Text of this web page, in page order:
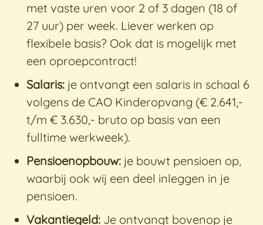
met vaste uren voor 2 of 3 dagen (18 of
27 uur) per week. Liever werken op
flexibele basis? Ook dat is mogelijk met
een oproepcontract!
Salaris: je ontvangt een salaris in schaal 6
volgens de CAO Kinderopvang (€ 2.641,-
t/m € 3.630,- bruto op basis van een
fulltime werkweek).
Pensioenopbouw: je bouwt pensioen op,
waarbij ook wij een deel inleggen in je
pensioen.
Vakantiegeld: Je ontvangt bovenop je